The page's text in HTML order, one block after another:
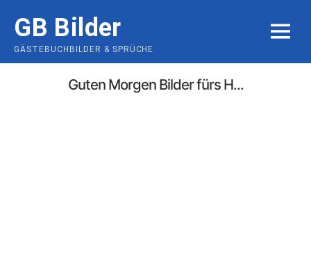
content
GB Bilder
GÄSTEBUCHBILDER & SPRÜCHE
MENU
Guten Morgen Bilder fürs H...